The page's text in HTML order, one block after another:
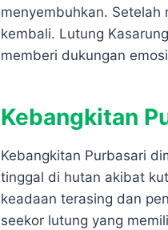
menyembuhkan.
kembali. Lutung
memberi dukungan
Kebangkitan
Kebangkitan Purbasari
tinggal di hutan akibat
keadaan terasing dan
seekor lutung yang